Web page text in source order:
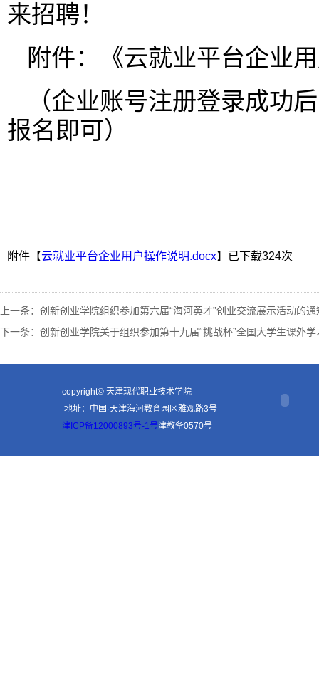
来招聘！
附件：《云就业平台企业
（企业账号注册登录成功
报名即可）
附件【云就业平台企业用户操作说明.docx】已下载324次
上一条： 创新创业学院组织参加第六届“海河英才”创业交流展示活动的通
下一条： 创新创业学院关于组织参加第十九届“挑战杯”全国大学生课外
copyright© 天津现代职业技术学院
地址：中国·天津海河教育园区雅观路3号
津ICP备12000893号-1号津教备0570号